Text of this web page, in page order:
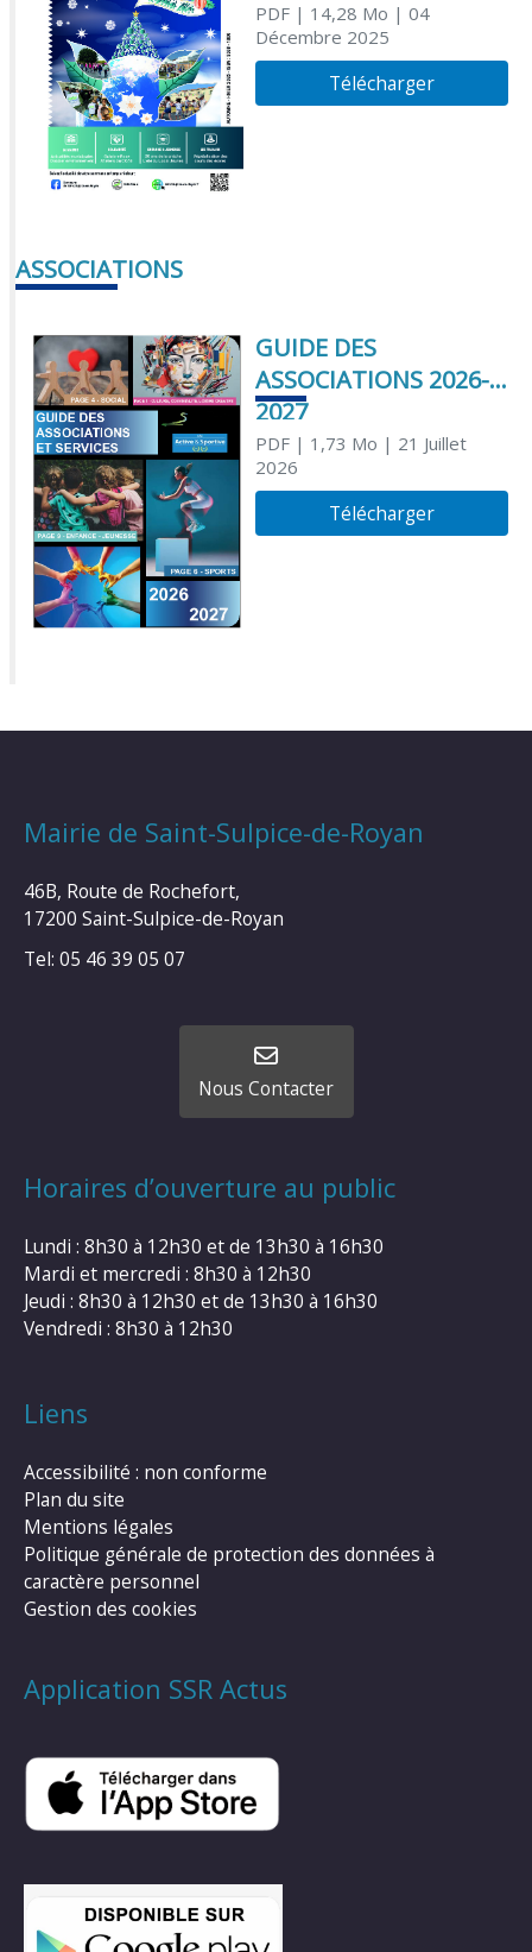
PDF| 14,28 Mo | 04
Décembre 2025
Télécharger
ASSOCIATIONS
GUIDE DES
ASSOCIATIONS 2026-
2027
PDF| 1,73 Mo | 21 Juillet
2026
Télécharger
Mairie de Saint-Sulpice-de-Royan
46B, Route de Rochefort,
17200 Saint-Sulpice-de-Royan
Tel: 05 46 39 05 07
Nous Contacter
Horaires d’ouverture au public
Lundi : 8h30 à 12h30 et de 13h30 à 16h30
Mardi et mercredi : 8h30 à 12h30
Jeudi : 8h30 à 12h30 et de 13h30 à 16h30
Vendredi : 8h30 à 12h30
Liens
Accessibilité : non conforme
Plan du site
Mentions légales
Politique générale de protection des données à
caractère personnel
Gestion des cookies
Application SSR Actus